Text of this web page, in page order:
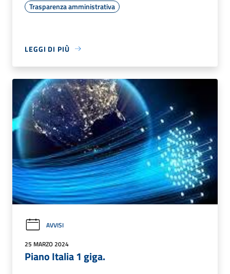
Trasparenza amministrativa
LEGGI DI PIÙ
AVVISI
25 MARZO 2024
Piano Italia 1 giga.